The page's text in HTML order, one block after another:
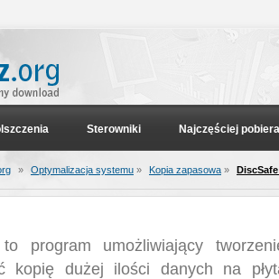
Sterowniki Najczęściej
» Optymalizacja systemu » Kopia zapasowa »
program umożliwiający
kopię dużej ilości danych na